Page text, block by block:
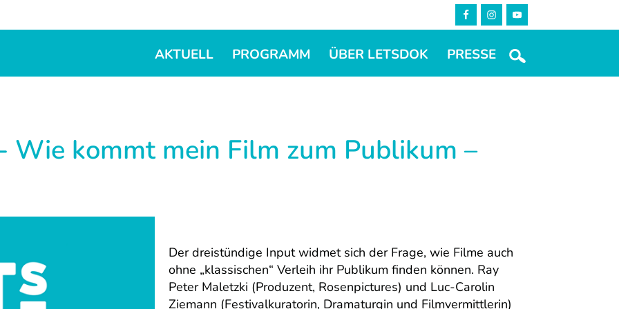
AKTUELL PROGRAMM ÜBER LETSDOK PRESSE
Wie kommt mein Film zum Publikum –
Der dreistündige Input widmet sich der Frage, wie Filme auch
ohne „klassischen“ Verleih ihr Publikum finden können. Ray
Peter Maletzki (Produzent, Rosenpictures) und Luc-Carolin
Ziemann (Festivalkuratorin, Dramaturgin und Filmvermittlerin)